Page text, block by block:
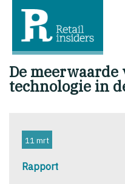
De
technologie in
11 mrt
Rapport